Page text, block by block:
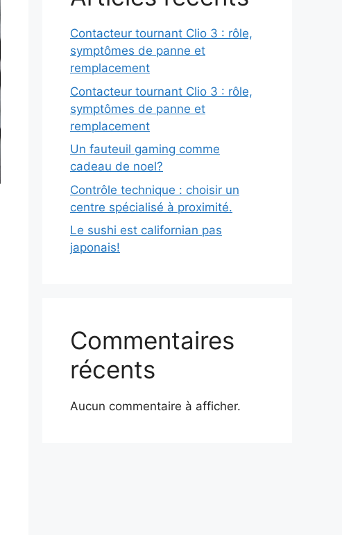
Contacteur tournant Clio 3 : rôle,
symptômes de panne et
remplacement
Contacteur tournant Clio 3 : rôle,
symptômes de panne et
remplacement
Un fauteuil gaming comme
cadeau de noel?
Contrôle technique : choisir un
centre spécialisé à proximité.
Le sushi est californian pas
japonais!
Commentaires
récents
Aucun commentaire à afficher.